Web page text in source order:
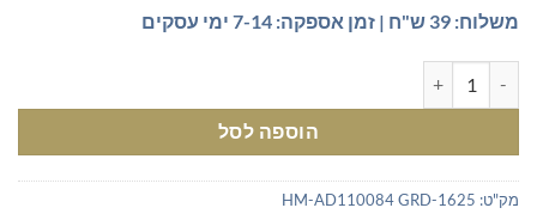
משלוח: 39 ש"ח | זמן אספקה: 7-14 ימי עסקים
הוספה לסל
מק"ט: HM-AD110084 GRD-1625